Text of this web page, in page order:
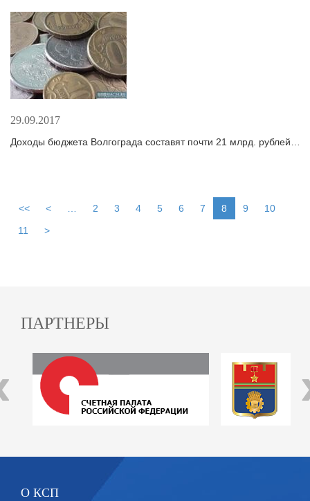
29.09.2017
Доходы бюджета Волгограда составят почти 21 млрд. рублей…
<< < 2 3 4 5 6 7 8 9
10
11
>
ПАРТНЕРЫ
О КСП